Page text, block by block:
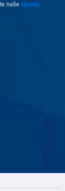
naše zásady